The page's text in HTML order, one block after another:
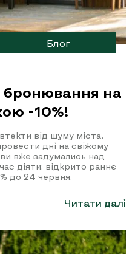
Блог
бронювання на
-10%!
від шуму міста,
дні на свіжому
вже задумались над
діяти: відкрито раннє
до 24 червня.
Читати далі